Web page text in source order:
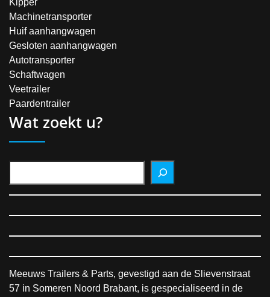
Kipper
Machinetransporter
Huif aanhangwagen
Gesloten aanhangwagen
Autotransporter
Schaftwagen
Veetrailer
Paardentrailer
Wat zoekt u?
Meeuws Trailers & Parts, gevestigd aan de Slievenstraat
57 in Someren Noord Brabant, is gespecialiseerd in de